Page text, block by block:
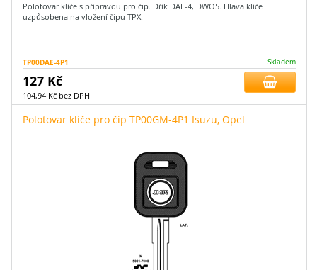
Polotovar klíče s přípravou pro čip. Dřík DAE-4, DWO5. Hlava klíče
uzpůsobena na vložení čipu TPX.
TP00DAE-4P1 Skladem
127 Kč
104,94 Kč bez DPH
Polotovar klíče pro čip TP00GM-4P1 Isuzu, Opel